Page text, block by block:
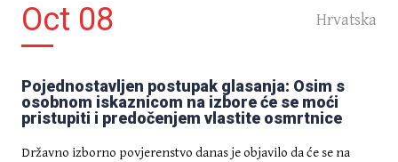
Oct 08 Hrvatska
Pojednostavljen postupak glasanja: Osim s
osobnom iskaznicom na izbore će se moći
pristupiti i predočenjem vlastite osmrtnice
Državno izborno povjerenstvo danas je objavilo da će se na